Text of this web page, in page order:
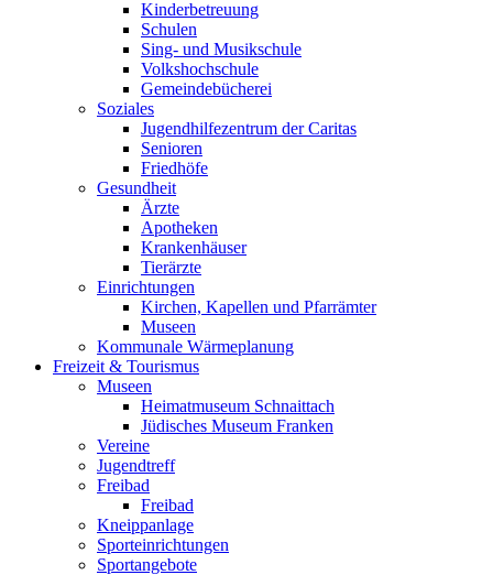
Kinderbetreuung
Schulen
Sing- und Musikschule
Volkshochschule
Gemeindebücherei
Soziales
Jugendhilfezentrum der Caritas
Senioren
Friedhöfe
Gesundheit
Ärzte
Apotheken
Krankenhäuser
Tierärzte
Einrichtungen
Kirchen, Kapellen und Pfarrämter
Museen
Kommunale Wärmeplanung
Freizeit & Tourismus
Museen
Heimatmuseum Schnaittach
Jüdisches Museum Franken
Vereine
Jugendtreff
Freibad
Freibad
Kneippanlage
Sporteinrichtungen
Sportangebote